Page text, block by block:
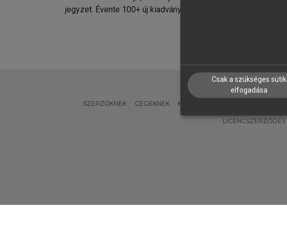
jegyzet. Évente 100+ új kiadvány.
SZERZŐKNEK CÉGEKNEK KÖNYVTÁROSOKNAK
LICENCSZERZŐDÉS
Csak a szükséges sütik
elfogadása